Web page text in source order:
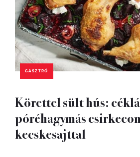
GASZTRÓ
Körettel sült hús:
póréhagymás
kecskesajttal